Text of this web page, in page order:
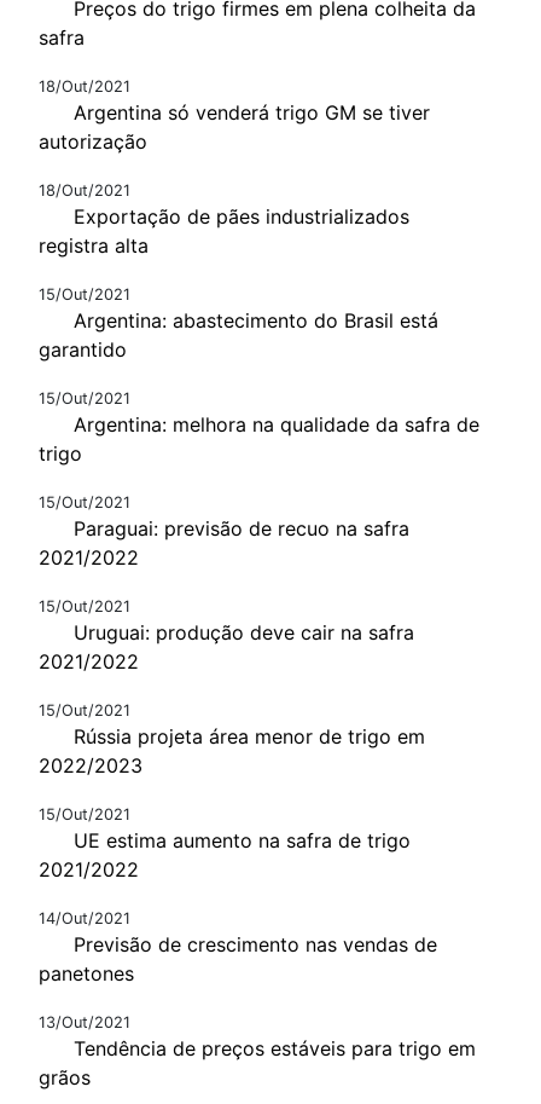
Preços do trigo firmes em plena colheita da
safra
18/Out/2021
Argentina só venderá trigo GM se tiver
autorização
18/Out/2021
Exportação de pães industrializados
registra alta
15/Out/2021
Argentina: abastecimento do Brasil está
garantido
15/Out/2021
Argentina: melhora na qualidade da safra de
trigo
15/Out/2021
Paraguai: previsão de recuo na safra
2021/2022
15/Out/2021
Uruguai: produção deve cair na safra
2021/2022
15/Out/2021
Rússia projeta área menor de trigo em
2022/2023
15/Out/2021
UE estima aumento na safra de trigo
2021/2022
14/Out/2021
Previsão de crescimento nas vendas de
panetones
13/Out/2021
Tendência de preços estáveis para trigo em
grãos